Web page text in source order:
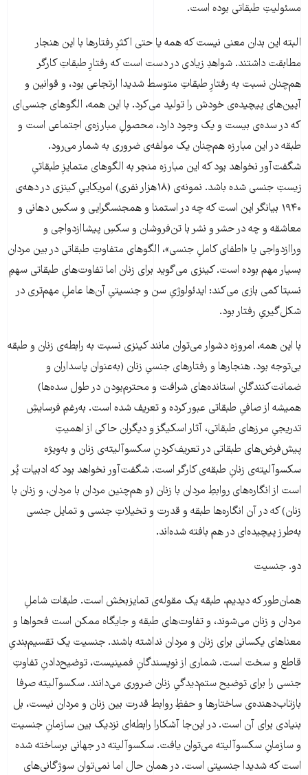
مسئولیتِ طبقاتی بوده است.
البته این بدان معنی نیست که همه یا حتی اکثرِ رفتارها با این هنجار
مطابقت داشتند. شواهدِ زیادی در دست است که رفتارِ طبقاتِ کارگر
هم‌چنان نسبت به رفتارِ طبقاتِ متوسط شدیدا ارتجاعی بود، و قوانین و
آیین‌های پیچیده‌ی خودش را تولید می‌کرد. با این همه، الگوهای جنسی‌ای
که در سده‌ی بیست و یک وجود دارد، محصولِ مبارزه‌ی اجتماعی است و
طبقه در این مبارزه هم‌چنان یک مولفه‌ی ضروری به شمار می‌رود.
شگفت‌آور نخواهد بود که این مبارزه منجر به الگوهای متمایزِ طبقاتیِ
زیستِ جنسی شده باشد. نمونه‌ی (۱۸هزار نفری) امریکاییِ کینزی در دهه‌ی
۱۹۴۰ بیانگر این است که چه در استمنا و همجنسگرایی و سکسِ دهانی و
معاشقه و چه در حشر و نشر با تن‌فروشان و سکسِ پیشاازدواجی و
وراازدواجی یا «اطفای کاملِ جنسی»، الگوهای متفاوتِ طبقاتی در بین مردان
بسیار مهم بوده است. کینزی می‌گوید برای زنان اما تفاوت‌های طبقاتی سهمِ
نسبتا کمی بازی می‌کند: ایدئولوژیِ سن و جنسیتیِ آن‌ها عاملِ مهم‌تری در
شکل‌گیریِ رفتار بود.
با این همه، امروزه دشوار می‌توان مانند کینزی نسبت به رابطه‌ی زنان و طبقه
بی‌توجه بود. هنجارها و رفتارهای جنسیِ زنان (به‌عنوان پاسداران و
ضمانت‌کنندگانِ استانده‌های شرافت و محترم‌بودن در طول سده‌ها)
همیشه از صافیِ طبقاتی عبور کرده و تعریف شده است. به‌رغمِ فرسایشِ
تدریجیِ مرزهای طبقاتی، آثار اسکیگز و دیگران حاکی از اهمیتِ
پیش‌فرض‌های طبقاتی در تعریف‌کردنِ سکسوآلیته‌ی زنان و به‌ویژه
سکسوآلیته‌ی زنانِ طبقه‌ی کارگر است. شگفت‌آور نخواهد بود که ادبیات پُر
است از انگاره‌های روابطِ مردان با زنان (و هم‌چنین مردان با مردان، و زنان با
زنان) که در آن انگاره‌ها طبقه و قدرت و تخیلاتِ جنسی و تمایل جنسی
به‌طرز پیچیده‌ای در هم بافته شده‌اند.
دو. جنسیت
همان‌طور که دیدیم، طبقه یک مقوله‌ی تمایزبخش است. طبقات شاملِ
مردان و زنان می‌شوند، و تفاوت‌های طبقه و جایگاه ممکن است فحواها و
معناهای یکسانی برای زنان و مردان نداشته باشند. جنسیت یک تقسیم‌بندیِ
قاطع و سخت است. شماری از نویسندگانِ فمینیست، توضیح‌دادنِ تفاوتِ
جنسی را برای توضیح‌ ستم‌دیدگیِ زنان ضروری می‌دانند. سکسوآلیته صرفا
بازتاب‌دهنده‌ی ساختارها و حفظِ روابط قدرت بین زنان و مردان نیست، بل
بنیادی برای آن است. در این‌جا آشکارا رابطه‌ای نزدیک بین سازمانِ جنسیت
و سازمانِ سکسوآلیته می‌توان یافت. سکسوآلیته در جهانی برساخته شده
است که شدیدا جنسیتی است. در همان حال اما نمی‌توان سوژگانی‌های